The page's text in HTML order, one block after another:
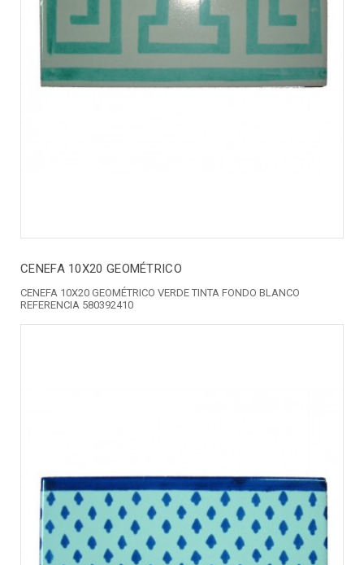
CENEFA 10X20 GEOMÉTRICO
CENEFA 10X20 GEOMÉTRICO VERDE TINTA FONDO BLANCO
REFERENCIA 580392410